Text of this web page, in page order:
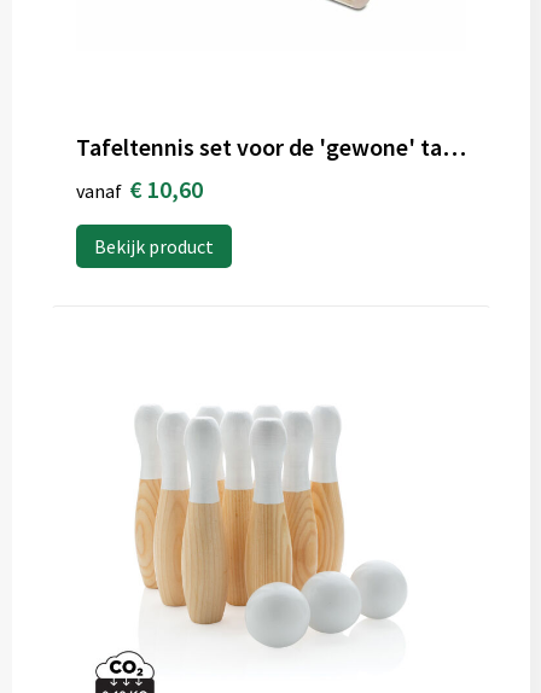
Tafeltennis set voor de 'gewone' tafel
vanaf € 10,60
Bekijk product